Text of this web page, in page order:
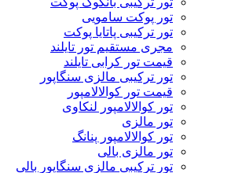
تور پوکت سامویی
تور ترکیبی پاتایا پوکت
مجری مستقیم تور تایلند
قیمت تور کرابی تایلند
تور ترکیبی مالزی سنگاپور
قیمت تور کوالالامپور
تور کوالالامپور لنکاوی
تور مالزی
تور کوالالامپور پنانگ
تور مالزی بالی
تور ترکیبی مالزی سنگاپور بالی